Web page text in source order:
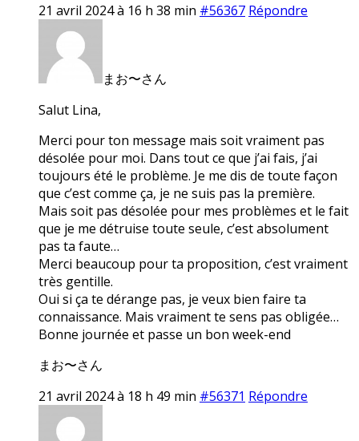
21 avril 2024 à 16 h 38 min #56367 Répondre
まお〜さん
Salut Lina,
Merci pour ton message mais soit vraiment pas
désolée pour moi. Dans tout ce que j’ai fais, j’ai
toujours été le problème. Je me dis de toute façon
que c’est comme ça, je ne suis pas la première.
Mais soit pas désolée pour mes problèmes et le fait
que je me détruise toute seule, c’est absolument
pas ta faute…
Merci beaucoup pour ta proposition, c’est vraiment
très gentille.
Oui si ça te dérange pas, je veux bien faire ta
connaissance. Mais vraiment te sens pas obligée…
Bonne journée et passe un bon week-end
まお〜さん
21 avril 2024 à 18 h 49 min #56371 Répondre